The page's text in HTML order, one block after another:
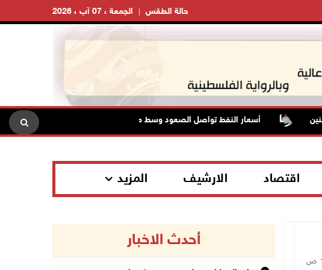
الجمعة ، 07 آب ، 2026 حالة الطقس
أسعار النفط تواصل الصعود وسط مخاوف بشأن مستقبل الملاحة في هرمز
اقتصاد الارشيف المزيد
أحدث الاخبار